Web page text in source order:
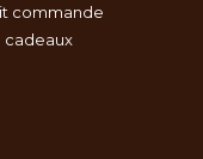
commande
cadeaux